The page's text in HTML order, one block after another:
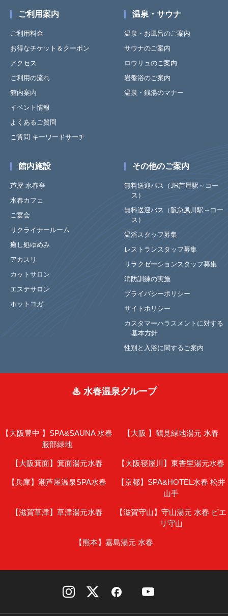
ご利用案内
ご利用料金
お得なチケット＆クーポン
アクセス
ご利用の流れ
館内案内
イベント情報
よくあるご質問
ご質問 キーワードサーチ
温泉・サウナ
温泉・お風呂のご案内
サウナのご案内
ロウリュのご案内
岩盤浴のご案内
温泉・銭湯のマナー
館内施設
芦屋 水春亭
水春カフェ
ご宴会
リクライナールーム
癒し処ゆめみ
アカスリ
カットサロン
エステサロン
ホットヨガ
その他のご案内
無料送迎バス（JR芦屋駅～コー
ス）
無料送迎バス（阪急夙川駅～コー
ス）
温浴スタッフ募集
レストランスタッフ募集
リラクゼーションスタッフ募集
消防訓練の実施
プライバシーポリシー
サイトポリシー
カスタマーハラスメントに対する
基本方針
性別と入浴に関するご案内
♨ 水春温泉グループ
【大阪豊中 】 SPA&SAUNA 水春
服部緑地
【大阪 】 鶴見緑地湯元 水春
【大阪箕面】 箕面湯元水春 【大阪寝屋川】 東香里湯元水春
【兵庫】 潮芦屋温泉SPA水春 【京都】 SPA&HOTEL水春 松井
山手
【滋賀草津】 草津湯元水春 【滋賀守山】 守山湯元 水春 ピエ
リ守山
【熊本】 嘉島湯元 水春